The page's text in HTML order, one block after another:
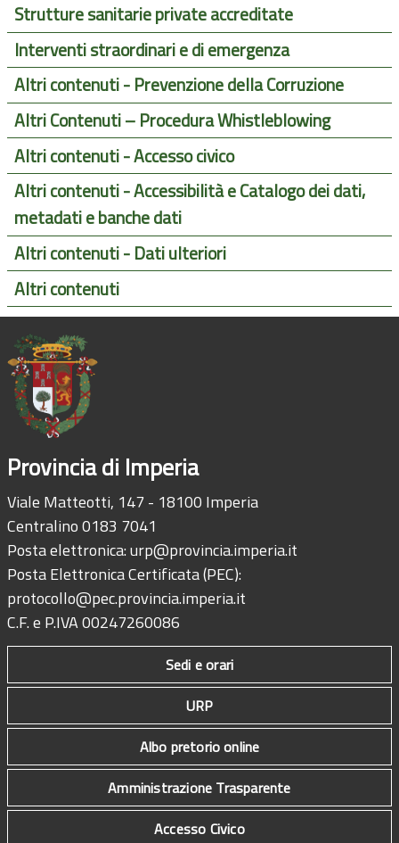
Strutture sanitarie private accreditate
Interventi straordinari e di emergenza
Altri contenuti - Prevenzione della Corruzione
Altri Contenuti – Procedura Whistleblowing
Altri contenuti - Accesso civico
Altri contenuti - Accessibilità e Catalogo dei dati,
metadati e banche dati
Altri contenuti - Dati ulteriori
Altri contenuti
Provincia di Imperia
Viale Matteotti, 147 - 18100 Imperia
Centralino 0183 7041
Posta elettronica:urp@provincia.imperia.it
Posta Elettronica Certificata (PEC):
protocollo@pec.provincia.imperia.it
C.F. e P.IVA 00247260086
Sedi e orari
URP
Albo pretorio online
Amministrazione Trasparente
Accesso Civico